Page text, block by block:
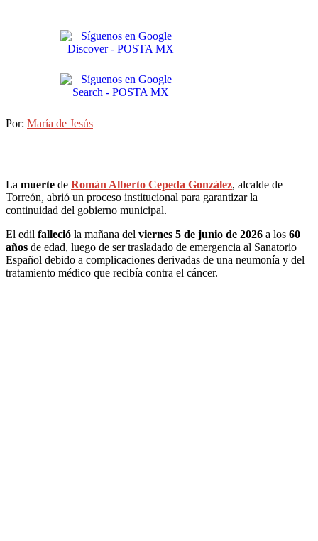
Por: María de Jesús
La muerte de Román Alberto Cepeda González, alcalde de
Torreón, abrió un proceso institucional para garantizar la
continuidad del gobierno municipal.
El edil falleció la mañana del viernes 5 de junio de 2026 a los 60
años de edad, luego de ser trasladado de emergencia al Sanatorio
Español debido a complicaciones derivadas de una neumonía y del
tratamiento médico que recibía contra el cáncer.